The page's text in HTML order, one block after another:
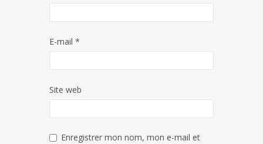
E-mail *
Site web
Enregistrer mon nom, mon e-mail et